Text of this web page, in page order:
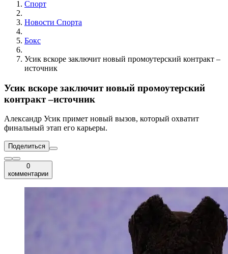
Спорт
Новости Cпорта
Бокс
Усик вскоре заключит новый промоутерский контракт –
источник
Усик вскоре заключит новый промоутерский
контракт –источник
Александр Усик примет новый вызов, который охватит
финальный этап его карьеры.
Поделиться
0
комментарии